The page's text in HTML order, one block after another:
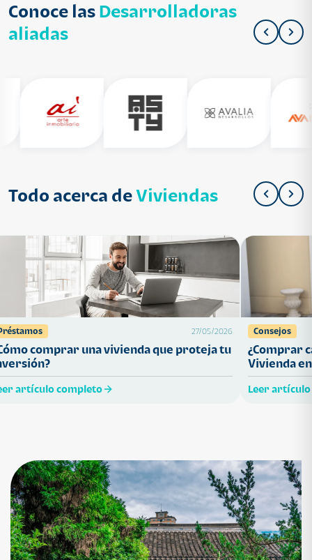
Conoce las Desarrolladoras
aliadas
Todo acerca deViviendas
27/05/2026
comprar una vivienda que proteja tu
artículo completo
Consejos
¿Comprar
Vivienda
Leer